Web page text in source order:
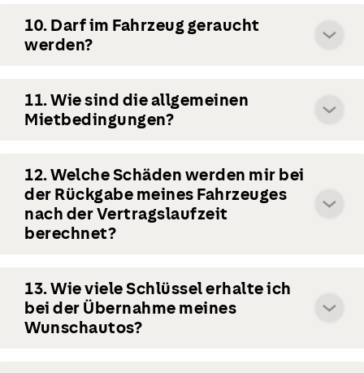
10. Darf im Fahrzeug geraucht
werden?
11. Wie sind die allgemeinen
Mietbedingungen?
12. Welche Schäden werden mir bei
der Rückgabe meines Fahrzeuges
nach der Vertragslaufzeit
berechnet?
13. Wie viele Schlüssel erhalte ich
bei der Übernahme meines
Wunschautos?